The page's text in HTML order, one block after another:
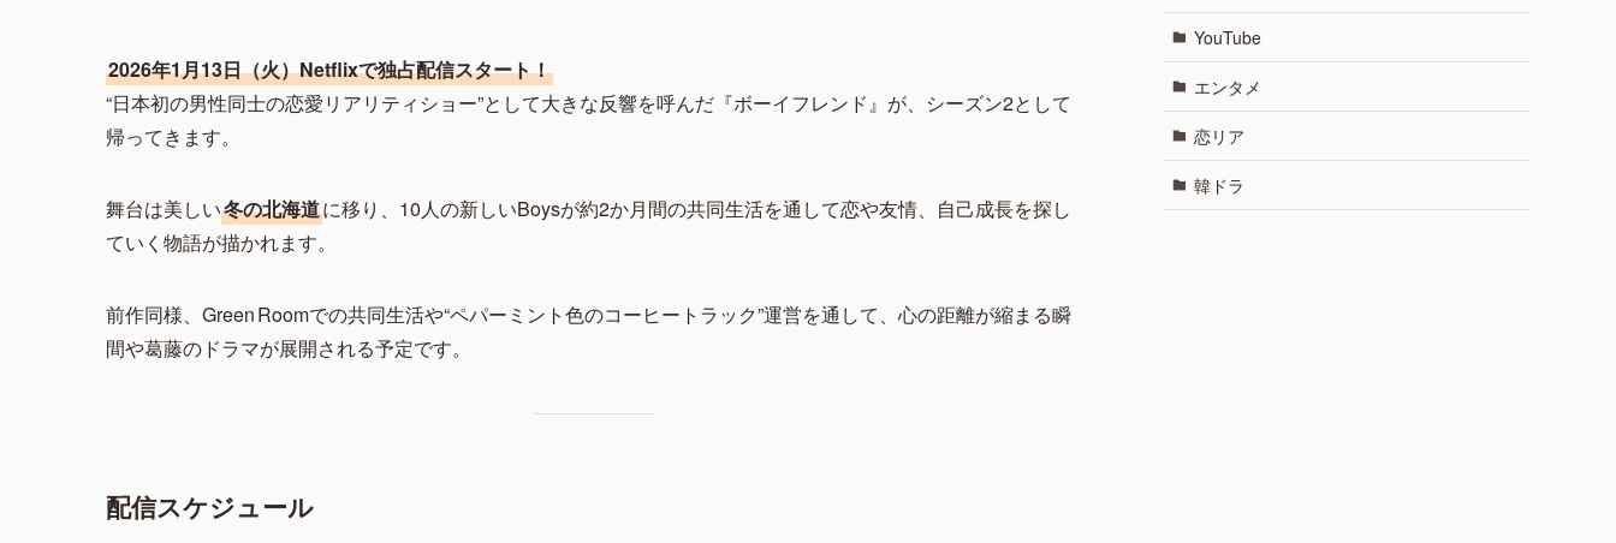
2026年1月13日（火）Netflixで独占配信スタート！
“日本初の男性同士の恋愛リアリティショー”として大きな反響を呼んだ『ボーイフレンド』が、シーズン2として
帰ってきます。
舞台は美しい冬の北海道に移り、10人の新しいBoysが約2か月間の共同生活を通して恋や友情、自己成長を探し
ていく物語が描かれます。
前作同様、Green Roomでの共同生活や“ペパーミント色のコーヒートラック”運営を通して、心の距離が縮まる瞬
間や葛藤のドラマが展開される予定です。
配信スケジュール
YouTube
エンタメ
恋リア
韓ドラ